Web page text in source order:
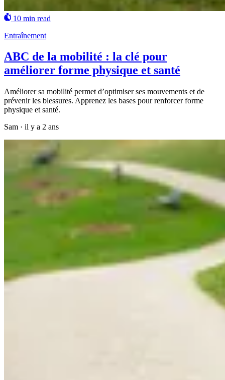
10 min read
Entraînement
ABC de la mobilité : la clé pour
améliorer forme physique et santé
Améliorer sa mobilité permet d’optimiser ses mouvements et de
prévenir les blessures. Apprenez les bases pour renforcer forme
physique et santé.
Sam · il y a 2 ans